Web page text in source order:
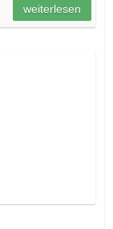
weiterlesen